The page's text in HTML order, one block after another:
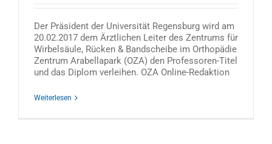
Der Präsident der Universität Regensburg wird am
20.02.2017 dem Ärztlichen Leiter des Zentrums für
Wirbelsäule, Rücken & Bandscheibe im Orthopädie
Zentrum Arabellapark (OZA) den Professoren-Titel
und das Diplom verleihen. OZA Online-Redaktion
Weiterlesen